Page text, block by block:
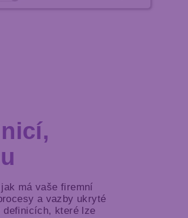
má vaše firemní
a vazby ukryté
definicích, které lze